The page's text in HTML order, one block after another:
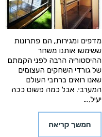
מדפים ומגירות, הם פתרונות
ששימשו אותנו משחר
ההיסטוריה הרבה לפני הקמתם
של גורדי השחקים העצומים
שאנו רואים ברחבי העולם
המערבי. אבל כמה פשוט ככה
יעיל,…
המשך קריאה